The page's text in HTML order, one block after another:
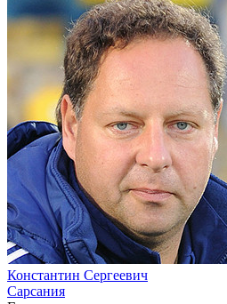
Константин Сергеевич
Сарсания